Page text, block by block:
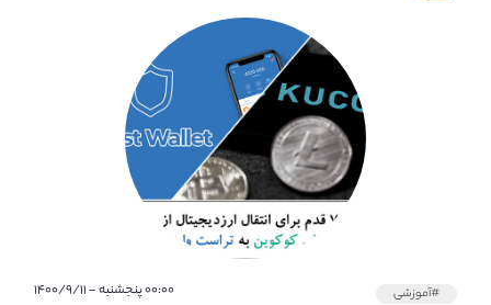
#آموزشی ۰۰:۰۰ پنجشنبه - ۱۴۰۰/۹/۱۱